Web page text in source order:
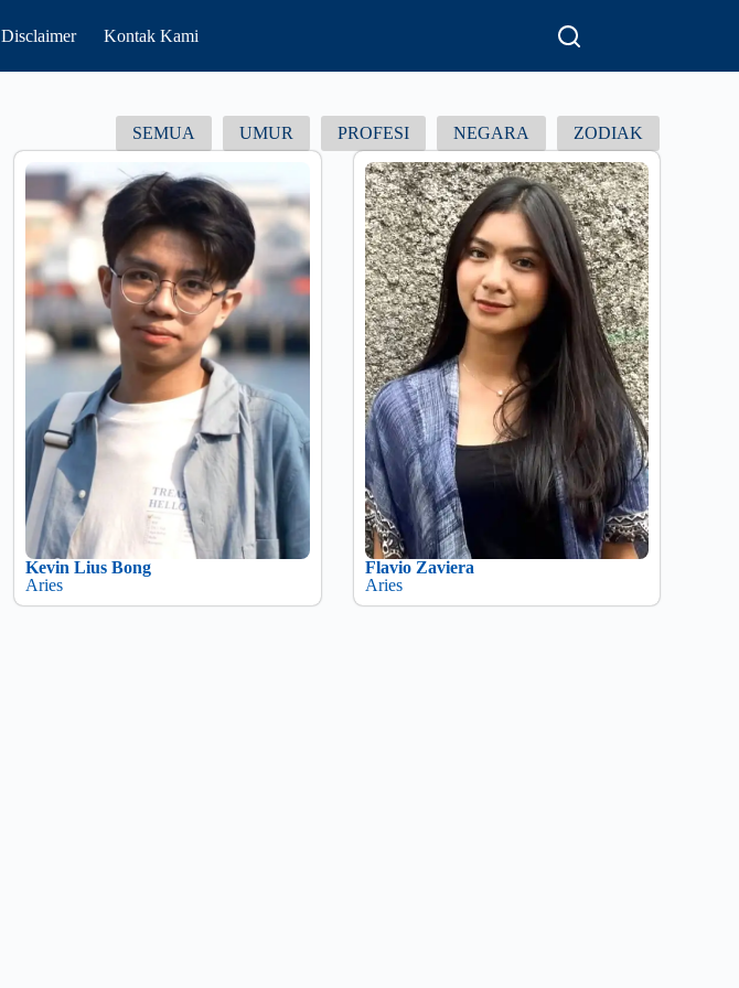
Disclaimer Kontak Kami
SEMUA UMUR PROFESI NEGARA ZODIAK
Kevin Lius Bong
Aries
Flavio Zaviera
Aries